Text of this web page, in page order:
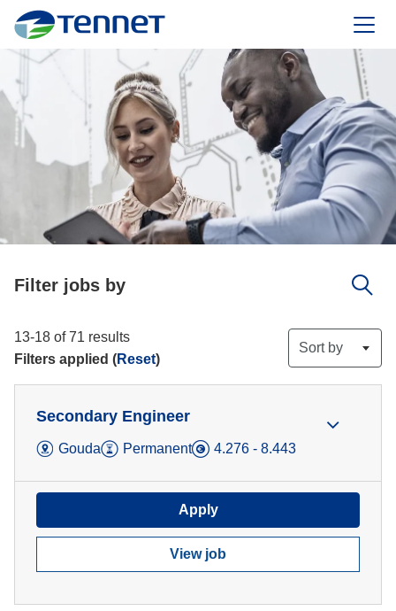
TenneT
Filter jobs by
13-18 of 71 results
Filters applied (Reset)
Sort by
Secondary Engineer
Gouda Permanent 4.276 - 8.443
Apply
View job